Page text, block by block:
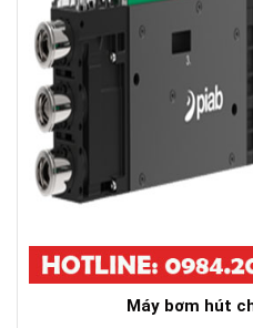
Máy bơm hút